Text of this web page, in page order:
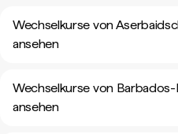
Wechselkurse von
ansehen
Wechselkurse von
ansehen